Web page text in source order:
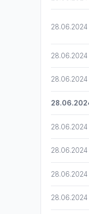
28.06.2024
28.06.2024
28.06.2024
28.06.2024
28.06.2024
28.06.2024
28.06.2024